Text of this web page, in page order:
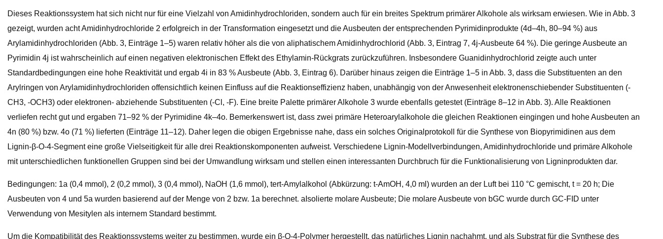
Dieses Reaktionssystem hat sich nicht nur für eine Vielzahl von Amidinhydrochloriden, sondern auch für ein breites Spektrum primärer Alkohole als wirksam erwiesen. Wie in Abb. 3
gezeigt, wurden acht Amidinhydrochloride 2 erfolgreich in der Transformation eingesetzt und die Ausbeuten der entsprechenden Pyrimidinprodukte (4d–4h, 80–94 %) aus
Arylamidinhydrochloriden (Abb. 3, Einträge 1–5) waren relativ höher als die von aliphatischem Amidinhydrochlorid (Abb. 3, Eintrag 7, 4j-Ausbeute 64 %). Die geringe Ausbeute an
Pyrimidin 4j ist wahrscheinlich auf einen negativen elektronischen Effekt des Ethylamin-Rückgrats zurückzuführen. Insbesondere Guanidinhydrochlorid zeigte auch unter
Standardbedingungen eine hohe Reaktivität und ergab 4i in 83 % Ausbeute (Abb. 3, Eintrag 6). Darüber hinaus zeigen die Einträge 1–5 in Abb. 3, dass die Substituenten an den
Arylringen von Arylamidinhydrochloriden offensichtlich keinen Einfluss auf die Reaktionseffizienz haben, unabhängig von der Anwesenheit elektronenschiebender Substituenten (-
CH3, -OCH3) oder elektronen- abziehende Substituenten (-Cl, -F). Eine breite Palette primärer Alkohole 3 wurde ebenfalls getestet (Einträge 8–12 in Abb. 3). Alle Reaktionen
verliefen recht gut und ergaben 71–92 % der Pyrimidine 4k–4o. Bemerkenswert ist, dass zwei primäre Heteroarylalkohole die gleichen Reaktionen eingingen und hohe Ausbeuten an
4n (80 %) bzw. 4o (71 %) lieferten (Einträge 11–12). Daher legen die obigen Ergebnisse nahe, dass ein solches Originalprotokoll für die Synthese von Biopyrimidinen aus dem
Lignin-β-O-4-Segment eine große Vielseitigkeit für alle drei Reaktionskomponenten aufweist. Verschiedene Lignin-Modellverbindungen, Amidinhydrochloride und primäre Alkohole
mit unterschiedlichen funktionellen Gruppen sind bei der Umwandlung wirksam und stellen einen interessanten Durchbruch für die Funktionalisierung von Ligninprodukten dar.
Bedingungen: 1a (0,4 mmol), 2 (0,2 mmol), 3 (0,4 mmol), NaOH (1,6 mmol), tert-Amylalkohol (Abkürzung: t-AmOH, 4,0 ml) wurden an der Luft bei 110 °C gemischt, t = 20 h; Die
Ausbeuten von 4 und 5a wurden basierend auf der Menge von 2 bzw. 1a berechnet. aIsolierte molare Ausbeute; Die molare Ausbeute von bGC wurde durch GC-FID unter
Verwendung von Mesitylen als internem Standard bestimmt.
Um die Kompatibilität des Reaktionssystems weiter zu bestimmen, wurde ein β-O-4-Polymer hergestellt, das natürliches Lignin nachahmt, und als Substrat für die Synthese des